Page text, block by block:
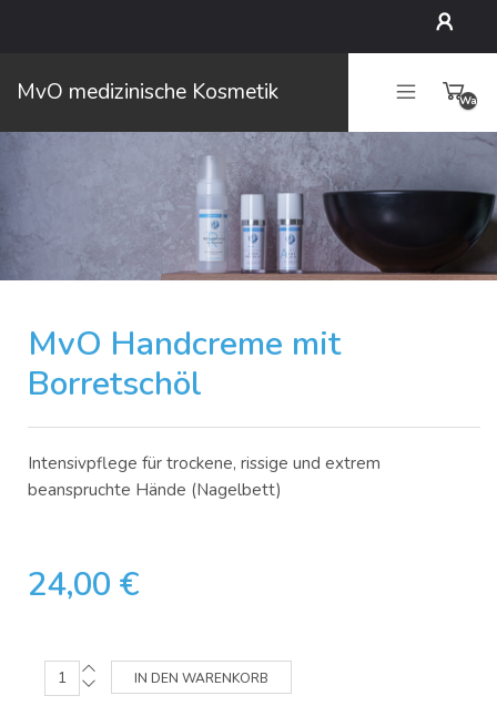
Konto
MvO medizinische Kosmetik
MvO Handcreme mit
Borretschöl
Intensivpflege für trockene, rissige und extrem
beanspruchte Hände (Nagelbett)
24,00 €